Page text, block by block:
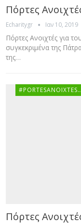
Πόρτες
Echaritygr Ιαν 10, 2019
Πόρτες Ανοιχτές για
συγκεκριμένα της
της…
#PORTESANOIXTESGR
Πόρτες